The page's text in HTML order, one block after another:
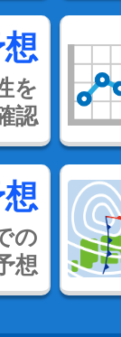
を
認
の
想